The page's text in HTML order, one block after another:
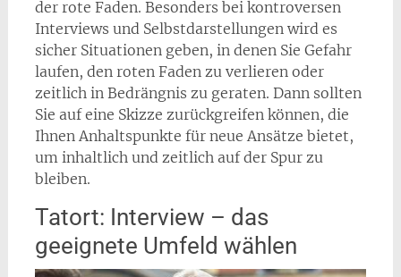
der rote Faden. Besonders bei kontroversen
Interviews und Selbstdarstellungen wird es
sicher Situationen geben, in denen Sie Gefahr
laufen, den roten Faden zu verlieren oder
zeitlich in Bedrängnis zu geraten. Dann sollten
Sie auf eine Skizze zurückgreifen können, die
Ihnen Anhaltspunkte für neue Ansätze bietet,
um inhaltlich und zeitlich auf der Spur zu
bleiben.
Tatort: Interview – das
geeignete Umfeld wählen